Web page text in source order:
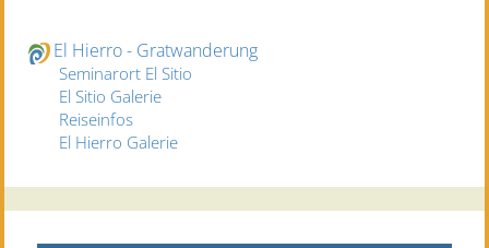
El Hierro - Gratwanderung
Seminarort El Sitio
El Sitio Galerie
Reiseinfos
El Hierro Galerie